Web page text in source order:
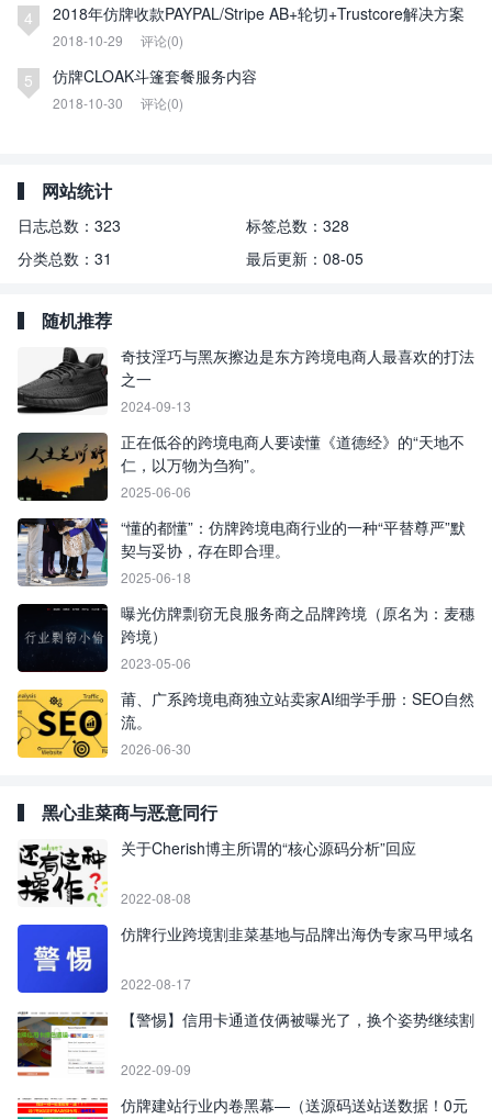
4 2018年仿牌收款PAYPAL/Stripe AB+轮切+Trustcore解决方案
2018-10-29 评论(0)
5 仿牌CLOAK斗篷套餐服务内容
2018-10-30 评论(0)
网站统计
日志总数： 323 标签总数： 328
分类总数： 31 最后更新： 08-05
随机推荐
奇技淫巧与黑灰擦边是东方跨境电商人最喜欢的打法
之一
2024-09-13
正在低谷的跨境电商人要读懂《道德经》的“天地不
仁，以万物为刍狗”。
2025-06-06
“懂的都懂”：仿牌跨境电商行业的一种“平替尊严”默
契与妥协，存在即合理。
2025-06-18
曝光仿牌剽窃无良服务商之品牌跨境（原名为：麦穗
跨境）
2023-05-06
莆、广系跨境电商独立站卖家AI细学手册：SEO自然
流。
2026-06-30
黑心韭菜商与恶意同行
关于Cherish博主所谓的“核心源码分析”回应
2022-08-08
仿牌行业跨境割韭菜基地与品牌出海伪专家马甲域名
2022-08-17
【警惕】信用卡通道伎俩被曝光了，换个姿势继续割
2022-09-09
仿牌建站行业内卷黑幕—（送源码送站送数据！0元